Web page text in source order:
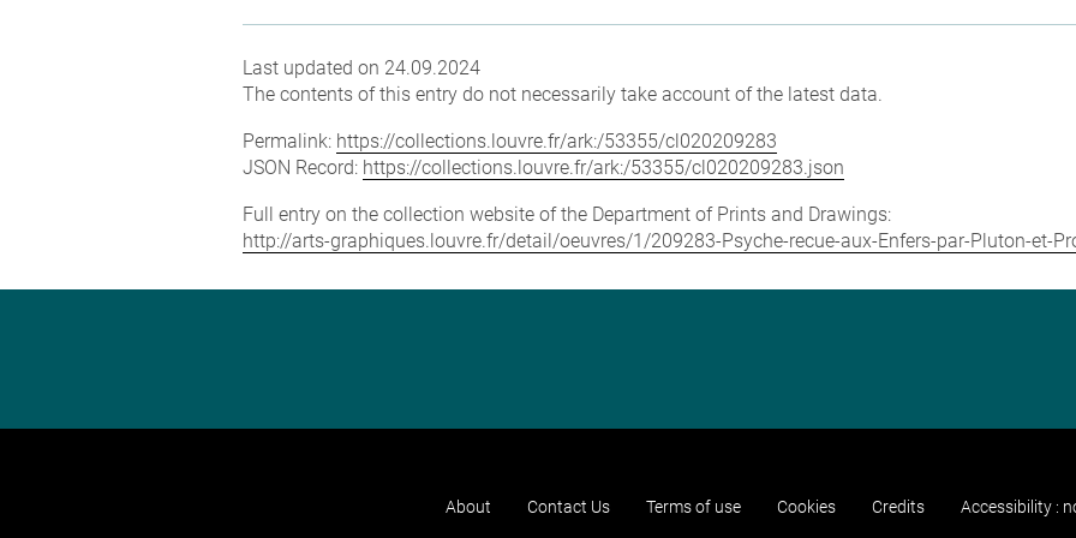
Last updated on 24.09.2024
The contents of this entry do not necessarily take account of the latest data.
Permalink: https://collections.louvre.fr/ark:/53355/cl020209283
JSON Record: https://collections.louvre.fr/ark:/53355/cl020209283.json
Full entry on the collection website of the Department of Prints and Drawings:
http://arts-graphiques.louvre.fr/detail/oeuvres/1/209283-Psyche-recue-aux-Enfers-par-Pluton-et-
About Contact Us Terms of use Cookies Credits Accessibility :